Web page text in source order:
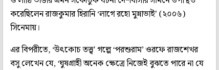
করেছিলেন রাজকুমার হিরানি ‘লাগে রহো মুন্নাভাই’ (২০০৬)
সিনেমায়।
এর বিপরীতে, ‘উৎকোচ তত্ত্ব’ গল্পে ‘পরশুরাম’ ওরফে রাজশেখর
বসু লেখেন যে, ‘ঘুষগ্রাহী অনেক ক্ষেত্রে নিজেই বুঝতে পারে না যে